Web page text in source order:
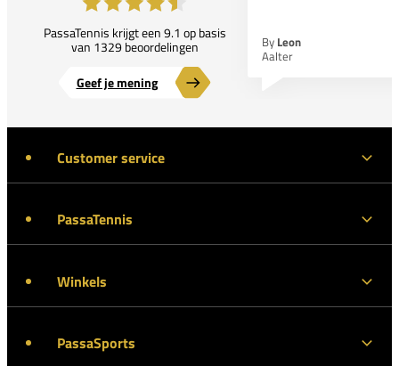
PassaTennis krijgt een 9.1 op basis
van 1329 beoordelingen
Geef je mening
By Leon
Aalter
Customer service
PassaTennis
Winkels
PassaSports